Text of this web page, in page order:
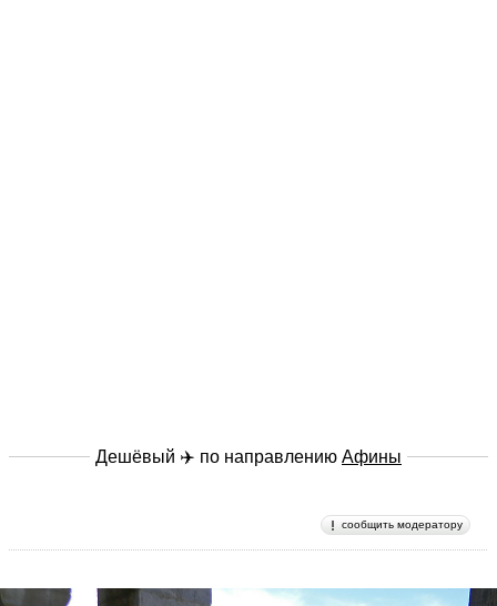
Дешёвый ✈️ по направлению Афины
сообщить модератору